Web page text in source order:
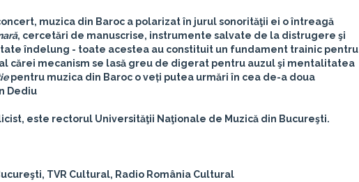
muzica din Baroc a polarizat în jurul sonorităţii ei o întreagă
, cercetări de manuscrise, instrumente salvate de la distrugere şi
îndelung - toate acestea au constituit un fundament trainic pentru
cărei mecanism se lasă greu de digerat pentru auzul şi mentalitatea
pentru muzica din Baroc o veți putea urmări în cea de-a doua
Dediu
este rectorul Universităţii Naţionale de Muzică din Bucureşti.
TVR Cultural, Radio România Cultural